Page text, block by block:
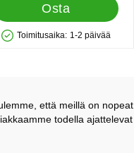
Osta
Saatavuus: Varastossa
Toimitusaika: 1-2 päivää
että meillä on nopeat
todella ajattelevat